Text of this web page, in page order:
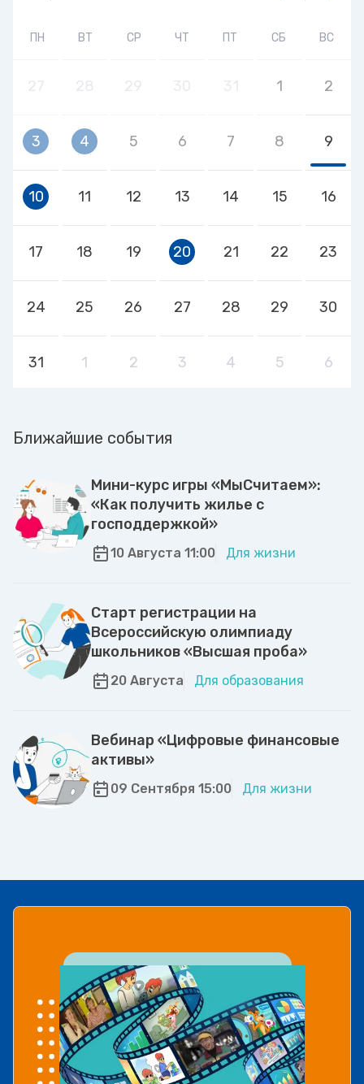
ПН ВТ СР ЧТ ПТ СБ ВС
1 2
3 4 5 6 7 8 9
10 11 12 13 14 15 16
17 18 19 20 21 22 23
24 25 26 27 28 29 30
31 1 2 3 4 5 6
Ближайшие события
Мини-курс игры «МыСчитаем»:
«Как получить жилье с
господдержкой»
10 Августа 11:00 Для жизни
Старт регистрации на
Всероссийскую олимпиаду
школьников «Высшая проба»
20 Августа Для образования
Вебинар «Цифровые финансовые
активы»
09 Сентября 15:00 Для жизни